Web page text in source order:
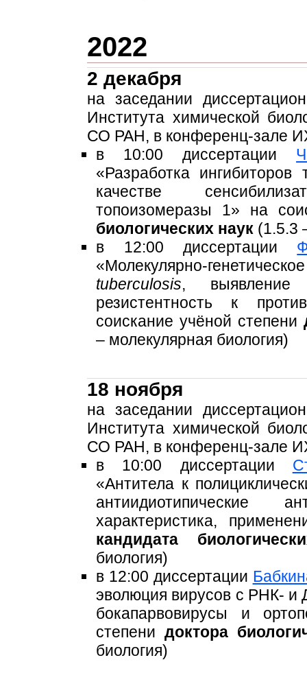
2022
2 декабря
на заседании
Института химической
СО РАН, в конференц-зале
в 10:00 диссертации
«Разработка
качестве
топоизомеразы 1» на
биологических наук (1.5.3
в 12:00 диссертации
«Молекулярно-
tuberculosis, выявление
резистентность к
соискание учёной степени
– молекулярная биология)
18 ноября
на заседании
Института химической
СО РАН, в конференц-зале
в 10:00 диссертации
«Антитела к
характеристика,
кандидата
биология)
в 12:00 диссертации
эволюция вирусов c РНК- и
бокапарвовирусы и
степенидоктора
биология)